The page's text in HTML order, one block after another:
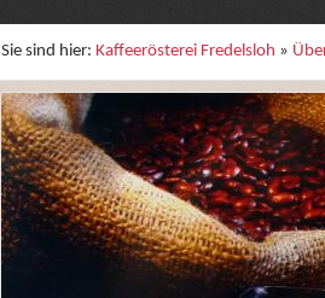
Sie sind hier: Kaffeerösterei Fredelsloh »